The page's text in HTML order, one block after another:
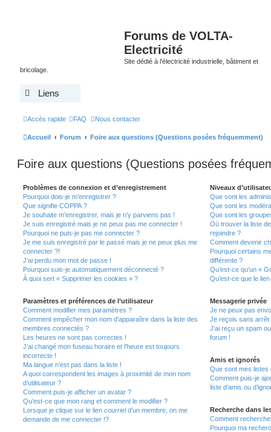
Forums de VOLTA-
Electricité
Site dédié à l'électricité industrielle, bâtiment et
bricolage.
Liens
Accès rapide FAQ Nous contacter
Accueil Forum Foire aux questions (Questions posées fréquemment)
Foire aux questions (Questions posées
Problèmes de connexion et d’enregistrement
Pourquoi dois-je m’enregistrer ?
Que signifie COPPA ?
Je souhaite m’enregistrer, mais je n’y parviens pas !
Je suis enregistré mais je ne peux pas me connecter !
Pourquoi ne puis-je pas me connecter ?
Je me suis enregistré par le passé mais je ne peux plus me
connecter ?!
J’ai perdu mon mot de passe !
Pourquoi suis-je automatiquement déconnecté ?
À quoi sert « Supprimer les cookies » ?
Paramètres et préférences de l’utilisateur
Comment modifier mes paramètres ?
Comment empêcher mon nom d’apparaître dans la liste des
membres connectés ?
Les heures ne sont pas correctes !
J’ai changé mon fuseau horaire et l’heure est toujours
incorrecte !
Ma langue n’est pas dans la liste !
A quoi correspondent les images à proximité de mon nom
d’utilisateur ?
Comment puis-je afficher un avatar ?
Qu’est-ce que mon rang et comment le modifier ?
Lorsque je clique sur le lien courrield’un membre, on me
demande de me connecter !?
Niveaux
Que sont les
Que sont les
Que sont les
Où trouver la liste
rejoindre ?
Comment devenir
Pourquoi certains
différente ?
Qu’est-ce qu’un «
Qu’est-ce que le
Messagerie privée
Je ne peux pas
Je reçois sans arrêt
J’ai reçu un spam
forum !
Amis et ignorés
Que sont mes listes
Comment puis-je
liste d’amis ou
Recherche dans
Comment
Pourquoi ma